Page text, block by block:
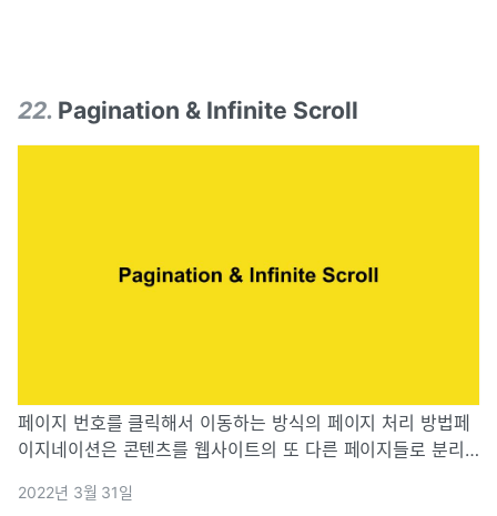
22. Pagination & Infinite Scroll
페이지 번호를 클릭해서 이동하는 방식의 페이지 처리 방법페
이지네이션은 콘텐츠를 웹사이트의 또 다른 페이지들로 분리
크를 클릭하여 페이지들을 탐색할 수 있고, 페이지네이션된 콘
2022년 3월 31일